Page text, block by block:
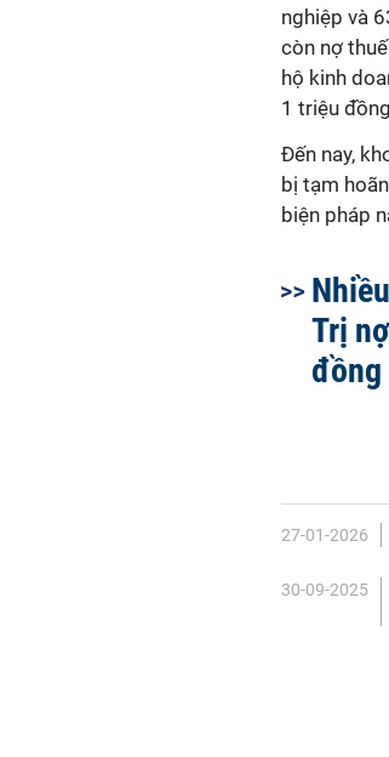
nghiệp và
còn nợ
hộ kinh
1 triệu
Đến nay,
bị tạm
biện pháp
Trị
đồng
27-01-2026
30-09-2025